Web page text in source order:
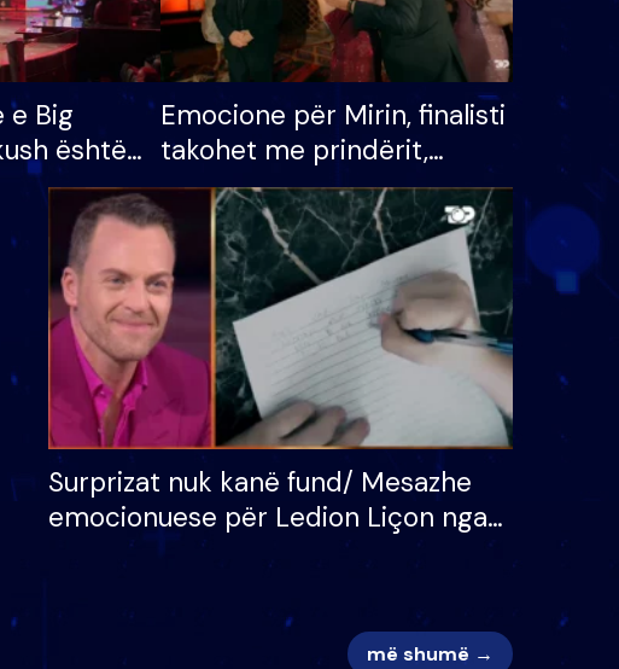
e Big
është
lë shtëpinë
për
madh
Emocione për Mirin, finalisti
takohet me prindërit,
vajzën dhe bashkëshorten:
S’kemi ndonjë letër divorci
apo jo?
Surprizat nuk kanë fund/ Mesazhe
emocionuese për Ledion Liçon nga
nëna dhe fëmijët e tij, moderatori
më shumë →